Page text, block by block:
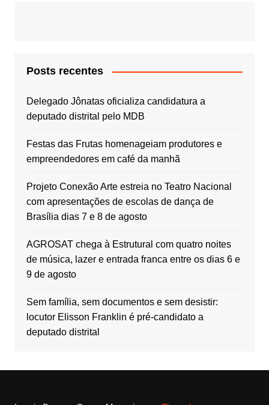
Posts recentes
Delegado Jônatas oficializa candidatura a
deputado distrital pelo MDB
Festas das Frutas homenageiam produtores e
empreendedores em café da manhã
Projeto Conexão Arte estreia no Teatro Nacional
com apresentações de escolas de dança de
Brasília dias 7 e 8 de agosto
AGROSAT chega à Estrutural com quatro noites
de música, lazer e entrada franca entre os dias 6 e
9 de agosto
Sem família, sem documentos e sem desistir:
locutor Elisson Franklin é pré-candidato a
deputado distrital